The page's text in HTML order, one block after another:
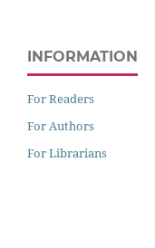
INFORMATION
For Readers
For Authors
For Librarians